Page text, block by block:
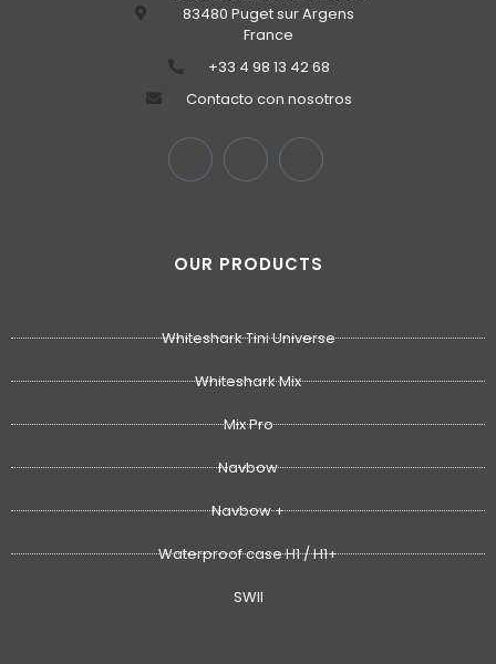
83480 Puget sur Argens
France
‭+33 4 98 13 42 68‬
Contacto con nosotros
OUR PRODUCTS
Whiteshark Tini Universe
Whiteshark Mix
Mix Pro
Navbow
Navbow +
Waterproof case H1 / H1+
SWII